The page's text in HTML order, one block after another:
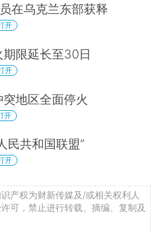
在乌克兰东部获释
开
限延长至30日
开
地区全面停火
开
民共和国联盟”
开
产权为财新传媒及/或相关权利人
可，禁止进行转载、摘编、复制及